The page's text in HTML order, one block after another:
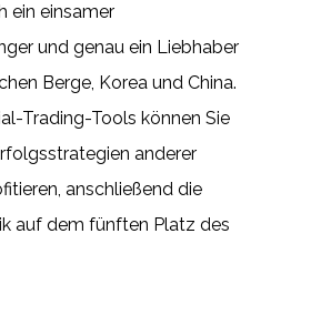
ein einsamer
und genau ein Liebhaber
Berge, Korea und China.
Trading-Tools können Sie
anderer
anschließend die
auf dem fünften Platz des